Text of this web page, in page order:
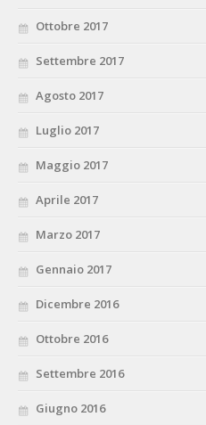
Ottobre 2017
Settembre 2017
Agosto 2017
Luglio 2017
Maggio 2017
Aprile 2017
Marzo 2017
Gennaio 2017
Dicembre 2016
Ottobre 2016
Settembre 2016
Giugno 2016